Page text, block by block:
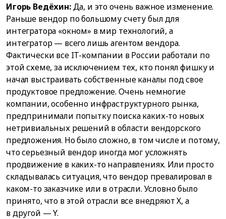
Игорь Ведёхин:Да, и это очень важное изменение.
Раньше вендор по большому счету был для
интегратора «окном» в мир технологий, а
интегратор — всего лишь агентом вендора.
Фактически все IT-компании в России работали по
этой схеме, за исключением тех, кто понял фишку и
начал выстраивать собственные каналы под свое
продуктовое предложение. Очень немногие
компании, особенно инфраструктурного рынка,
предпринимали попытку поиска каких-то новых
нетривиальных решений в области вендорского
предложения. Но было сложно, в том числе и потому,
что серьезный вендор иногда мог усложнять
продвижение в каких-то направлениях. Или просто
складывалась ситуация, что вендор превалировал в
каком-то заказчике или в отрасли. Условно было
принято, что в этой отрасли все внедряют Х, а
в другой — Y.